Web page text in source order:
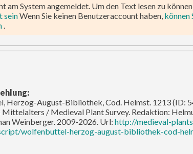
am System angemeldet. Um den Text lesen zu
seinWenn Sie keinen Benutzeraccount haben, können
.
Herzog-August-Bibliothek, Cod. Helmst. 1213 (ID:
Mittelalters / Medieval Plant Survey. Redaktion:
Weinberger. 2009-2026. Url:http://medieval-
wolfenbuttel-herzog-august-bibliothek-cod-